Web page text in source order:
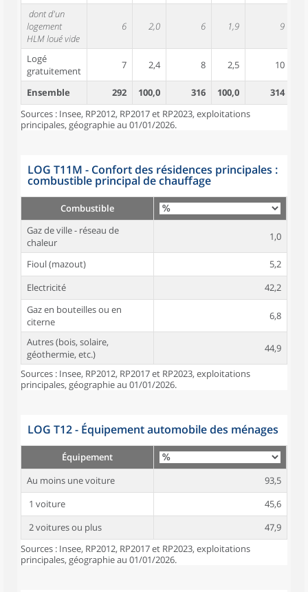
dont d'un
logement
HLM loué vide
6 2,0 6 1,9 9
Logé
gratuitement
7 2,4 8 2,5 10
Ensemble 292 100,0 316 100,0 314
Sources : Insee, RP2012, RP2017 et RP2023, exploitations
principales, géographie au 01/01/2026.
LOG T11M - Confort des résidences principales :
combustible principal de chauffage
Combustible
Gaz de ville - réseau de
chaleur
1,0
Fioul (mazout)
5,2
Electricité
42,2
Gaz en bouteilles ou en
citerne
6,8
Autres (bois, solaire,
géothermie, etc.)
44,9
Sources : Insee, RP2012, RP2017 et RP2023, exploitations
principales, géographie au 01/01/2026.
LOG T12 - Équipement automobile des ménages
Équipement
Au moins une voiture
93,5
1 voiture
45,6
2 voitures ou plus
47,9
Sources : Insee, RP2012, RP2017 et RP2023, exploitations
principales, géographie au 01/01/2026.